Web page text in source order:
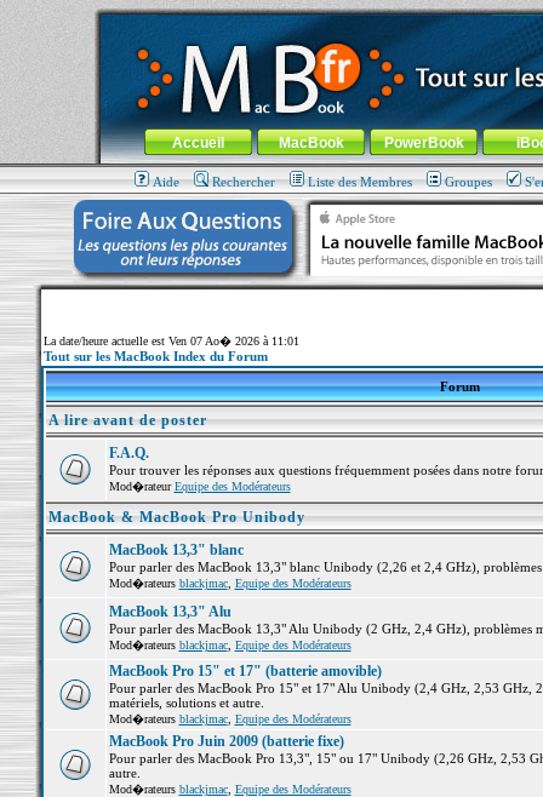
MacBook-fr.com : 100% Apple... 100% nomade !
Aller au contenu-Aller au menu général-Aller au menu de
Menu général
Accueil MacBook PowerBook
Aide Rechercher Liste des Membres Groupes
La date/heure actuelle est Ven 07 Ao� 2026 à 11:01
Tout sur les MacBook Index du Forum
Forum
A lire avant de poster
F.A.Q.
Pour trouver les réponses aux questions fréquemment posées dans notre
Mod�rateurEquipe des Modérateurs
MacBook & MacBook Pro Unibody
MacBook 13,3" blanc
Pour parler des MacBook 13,3" blanc Unibody (2,26 et 2,4 GHz),
Mod�rateurs blackjmac, Equipe des Modérateurs
MacBook 13,3" Alu
Pour parler des MacBook 13,3" Alu Unibody (2 GHz, 2,4 GHz), problèmes
Mod�rateurs blackjmac, Equipe des Modérateurs
MacBook Pro 15" et 17" (batterie amovible)
Pour parler des MacBook Pro 15" et 17" Alu Unibody (2,4 GHz, 2,53 GHz,
matériels, solutions et autre.
Mod�rateurs blackjmac, Equipe des Modérateurs
MacBook Pro Juin 2009 (batterie fixe)
Pour parler des MacBook Pro 13,3", 15" ou 17" Unibody (2,26 GHz, 2,53
autre.
Mod�rateurs blackjmac, Equipe des Modérateurs